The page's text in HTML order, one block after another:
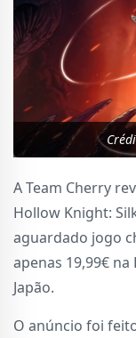
A Team Cherry
Hollow Knight:
aguardado jogo
apenas 19,99€ na
Japão.
O anúncio foi